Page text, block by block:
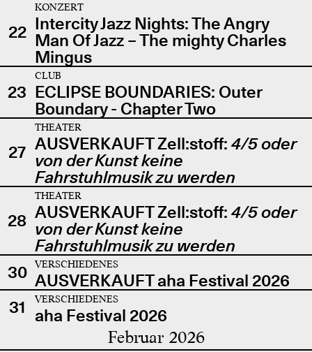
22
KONZERT
Intercity Jazz Nights: The Angry
Man Of Jazz – The mighty Charles
Mingus
23
CLUB
ECLIPSE BOUNDARIES: Outer
Boundary - Chapter Two
27
THEATER
AUSVERKAUFT Zell:stoff: 4/5 oder
von der Kunst keine
Fahrstuhlmusik zu werden
28
THEATER
AUSVERKAUFT Zell:stoff: 4/5 oder
von der Kunst keine
Fahrstuhlmusik zu werden
30
VERSCHIEDENES
AUSVERKAUFT aha Festival 2026
31
VERSCHIEDENES
aha Festival 2026
Februar 2026